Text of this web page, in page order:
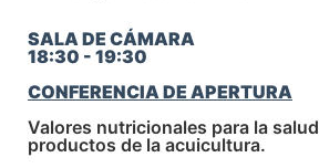
SALA DE CÁMARA
18:30 - 19:30
CONFERENCIA DE APERTURA
Valores nutricionales para la
productos de la acuicultura.